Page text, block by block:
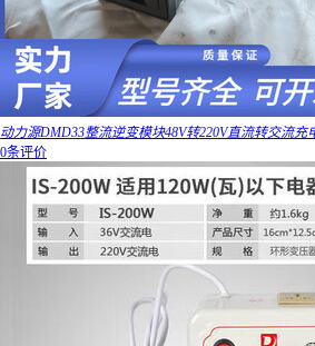
动力源DMD33整流逆变模块48V转220V直流转交流充
0条评价